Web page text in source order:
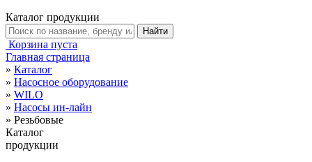
Каталог продукции
Корзина пуста
Главная страница
» Каталог
» Насосное оборудование
» WILO
» Насосы ин-лайн
» Резьбовые
Каталог
продукции